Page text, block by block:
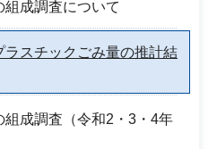
成調査について
ラスチックごみ量の推計結
組成調査（令和2・3・4年